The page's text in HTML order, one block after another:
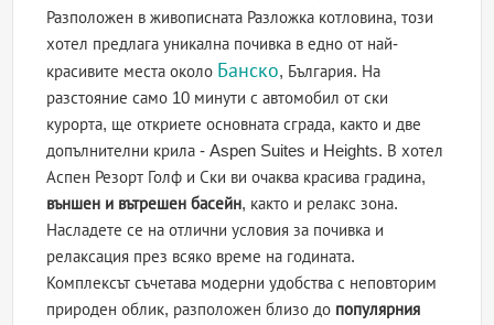
Разположен в живописната Разложка котловина, този
хотел предлага уникална почивка в едно от най-
красивите места около Банско, България. На
разстояние само 10 минути с автомобил от ски
курорта, ще откриете основната сграда, както и две
допълнителни крила - Aspen Suites и Heights. В хотел
Аспен Резорт Голф и Ски ви очаква красива градина,
външен и вътрешен басейн, както и релакс зона.
Насладете се на отлични условия за почивка и
релаксация през всяко време на годината.
Комплексът съчетава модерни удобства с неповторим
природен облик, разположен близо до популярния